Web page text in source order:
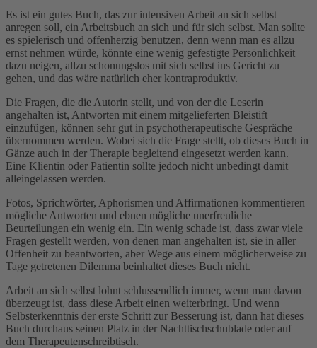
Es ist ein gutes Buch, das zur intensiven Arbeit an sich selbst
anregen soll, ein Arbeitsbuch an sich und für sich selbst. Man sollte
es spielerisch und offenherzig benutzen, denn wenn man es allzu
ernst nehmen würde, könnte eine wenig gefestigte Persönlichkeit
dazu neigen, allzu schonungslos mit sich selbst ins Gericht zu
gehen, und das wäre natürlich eher kontraproduktiv.
Die Fragen, die die Autorin stellt, und von der die Leserin
angehalten ist, Antworten mit einem mitgelieferten Bleistift
einzufügen, können sehr gut in psychotherapeutische Gespräche
übernommen werden. Wobei sich die Frage stellt, ob dieses Buch in
Gänze auch in der Therapie begleitend eingesetzt werden kann.
Eine Klientin oder Patientin sollte jedoch nicht unbedingt damit
alleingelassen werden.
Fotos, Sprichwörter, Aphorismen und Affirmationen kommentieren
mögliche Antworten und ebnen mögliche unerfreuliche
Beurteilungen ein wenig ein. Ein wenig schade ist, dass zwar viele
Fragen gestellt werden, von denen man angehalten ist, sie in aller
Offenheit zu beantworten, aber Wege aus einem möglicherweise zu
Tage getretenen Dilemma beinhaltet dieses Buch nicht.
Arbeit an sich selbst lohnt schlussendlich immer, wenn man davon
überzeugt ist, dass diese Arbeit einen weiterbringt. Und wenn
Selbsterkenntnis der erste Schritt zur Besserung ist, dann hat dieses
Buch durchaus seinen Platz in der Nachttischschublade oder auf
dem Therapeutenschreibtisch.